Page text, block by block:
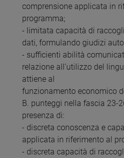
comprensione applicata in
programma;
- limitata capacità di
dati, formulando giudizi
- sufficienti abilità
relazione all'utilizzo del
attiene al
funzionamento economico
B. punteggi nella fascia 23-
presenza di:
- discreta conoscenza e
applicata in riferimento al
- discreta capacità di